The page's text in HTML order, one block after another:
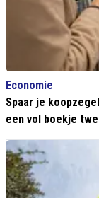
Economie
Spaar je
een vol boekje